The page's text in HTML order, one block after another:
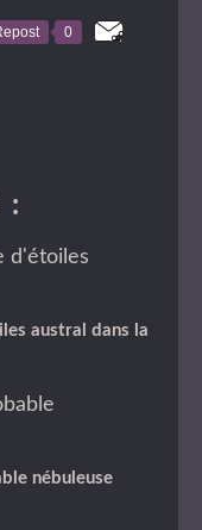
0
:
austral dans la
nébuleuse